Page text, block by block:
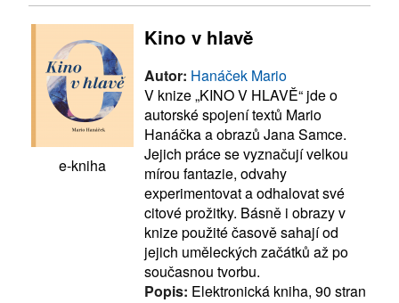
e-kniha
Kino v hlavě
Autor: Hanáček Mario
V knize „KINO V HLAVĚ“ jde o
autorské spojení textů Mario
Hanáčka a obrazů Jana Samce.
Jejich práce se vyznačují velkou
mírou fantazie, odvahy
experimentovat a odhalovat své
citové prožitky. Básně i obrazy v
knize použité časově sahají od
jejich uměleckých začátků až po
současnou tvorbu.
Popis: Elektronická kniha, 90 stran